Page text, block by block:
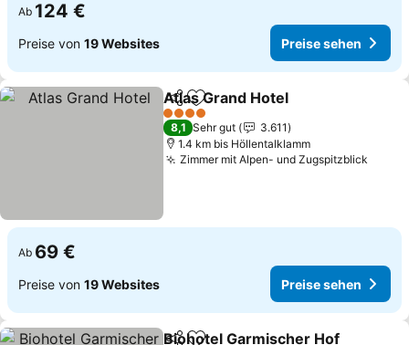
Ab 124 €
Preise von 19 Websites Preise sehen
TeilenZu Favoriten hinzufügen
Atlas Grand Hotel
4 Sterne
8,1 Sehr gut
3.611
1.4 km bis Höllentalklamm
Zimmer mit Alpen- und Zugspitzblick
Ab 69 €
Preise von 19 Websites Preise sehen
Biohotel Garmischer Hof